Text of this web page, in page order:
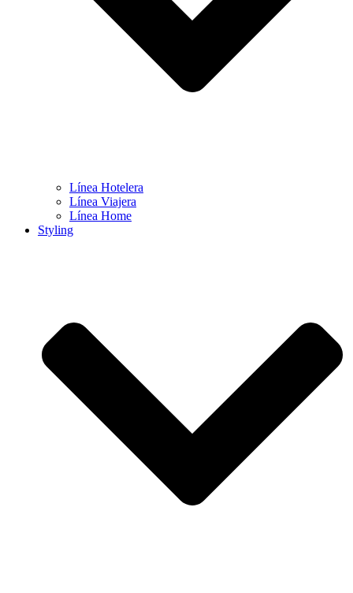
Línea Hotelera
Línea Viajera
Línea Home
Styling